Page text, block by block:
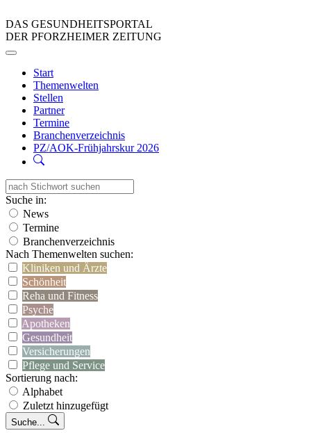
DAS GESUNDHEITSPORTAL
DER PFORZHEIMER ZEITUNG
Start
Themenwelten
Stellen
Partner
Termine
Branchenverzeichnis
PZ/AOK-Frühjahrskur 2026
Suche in:
News
Termine
Branchenverzeichnis
Nach Themenwelten suchen:
Kliniken und Ärzte
Schönheit
Reha und Fitness
Psyche
Apotheken
Gesundheit
Versicherungen
Pflege und Service
Sortierung nach:
Alphabet
Zuletzt hinzugefügt
Suche...